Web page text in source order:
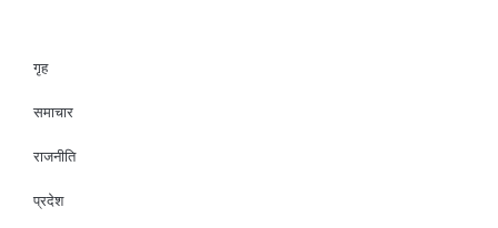
गृह
समाचार
राजनीति
प्रदेश